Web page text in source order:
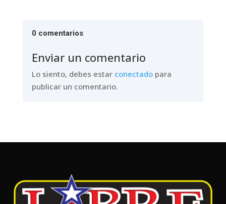
0 comentarios
Enviar un comentario
Lo siento, debes estar conectadopara
publicar un comentario.